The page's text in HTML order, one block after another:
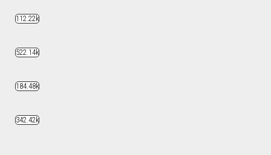
112.22k
522.14k
184.48k
342.42k